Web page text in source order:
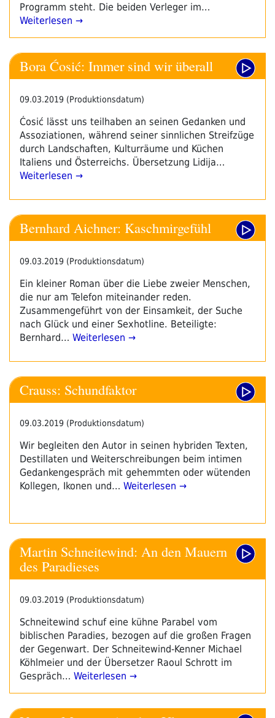
Programm steht. Die beiden Verleger im…
Weiterlesen →
Bora Ćosić: Immer sind wir überall
09.03.2019 (Produktionsdatum)
Ćosić lässt uns teilhaben an seinen Gedanken und
Assoziationen, während seiner sinnlichen Streifzüge
durch Landschaften, Kulturräume und Küchen
Italiens und Österreichs. Übersetzung Lidija…
Weiterlesen →
Bernhard Aichner: Kaschmirgefühl
09.03.2019 (Produktionsdatum)
Ein kleiner Roman über die Liebe zweier Menschen,
die nur am Telefon miteinander reden.
Zusammengeführt von der Einsamkeit, der Suche
nach Glück und einer Sexhotline. Beteiligte:
Bernhard… Weiterlesen →
Crauss: Schundfaktor
09.03.2019 (Produktionsdatum)
Wir begleiten den Autor in seinen hybriden Texten,
Destillaten und Weiterschreibungen beim intimen
Gedankengespräch mit gehemmten oder wütenden
Kollegen, Ikonen und… Weiterlesen →
Martin Schneitewind: An den Mauern
des Paradieses
09.03.2019 (Produktionsdatum)
Schneitewind schuf eine kühne Parabel vom
biblischen Paradies, bezogen auf die großen Fragen
der Gegenwart. Der Schneitewind-Kenner Michael
Köhlmeier und der Übersetzer Raoul Schrott im
Gespräch… Weiterlesen →